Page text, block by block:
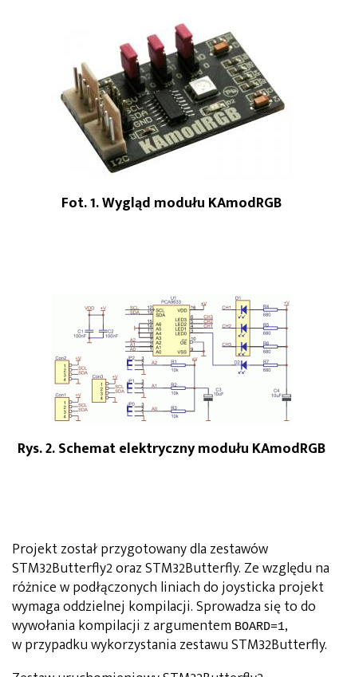
Fot. 1. Wygląd modułu KAmodRGB
Rys. 2. Schemat elektryczny modułu KAmodRGB
Projekt został przygotowany dla zestawów
STM32Butterfly2 oraz STM32Butterfly. Ze względu na
różnice w podłączonych liniach do joysticka projekt
wymaga oddzielnej kompilacji. Sprowadza się to do
wywołania kompilacji z argumentem BOARD=1,
w przypadku wykorzystania zestawu STM32Butterfly.